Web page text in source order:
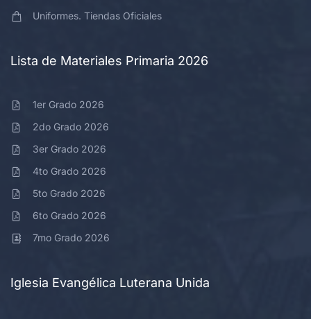
Uniformes. Tiendas Oficiales
Lista de Materiales Primaria 2026
1er Grado 2026
2do Grado 2026
3er Grado 2026
4to Grado 2026
5to Grado 2026
6to Grado 2026
7mo Grado 2026
Iglesia Evangélica Luterana Unida